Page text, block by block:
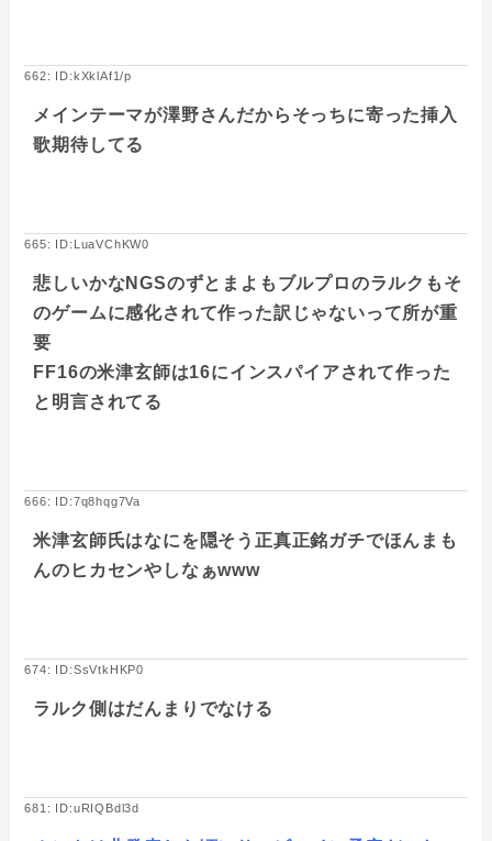
662: ID:kXklAf1/p
メインテーマが澤野さんだからそっちに寄った挿入
歌期待してる
665: ID:LuaVChKW0
悲しいかなNGSのずとまよもブルプロのラルクもそ
のゲームに感化されて作った訳じゃないって所が重
要
FF16の米津玄師は16にインスパイアされて作った
と明言されてる
666: ID:7q8hqg7Va
米津玄師氏はなにを隠そう正真正銘ガチでほんまも
んのヒカセンやしなぁwww
674: ID:SsVtkHKP0
ラルク側はだんまりでなける
681: ID:uRIQBdl3d